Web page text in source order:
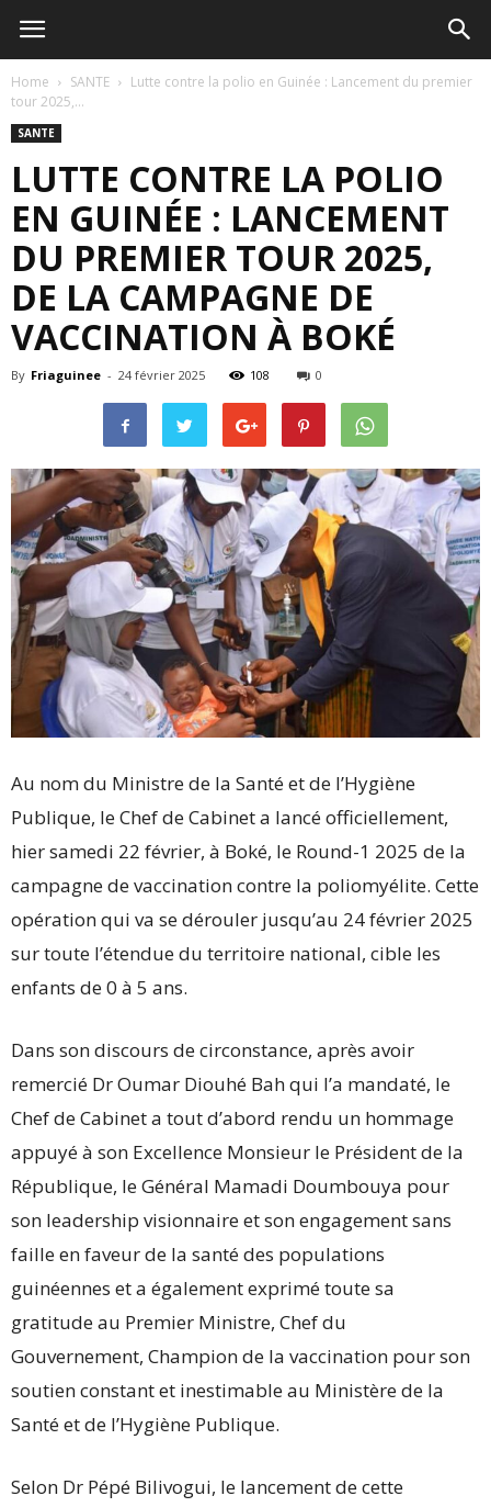
Home SANTE
Lutte contre la polio en Guinée : Lancement du premier
tour 2025,...
SANTE
LUTTE CONTRE LA POLIO
EN GUINÉE : LANCEMENT
DU PREMIER TOUR 2025,
DE LA CAMPAGNE DE
VACCINATION À BOKÉ
By Friaguinee - 24 février 2025 108 0
Au nom du Ministre de la Santé et de l’Hygiène
Publique, le Chef de Cabinet a lancé officiellement,
hier samedi 22 février, à Boké, le Round-1 2025 de la
campagne de vaccination contre la poliomyélite. Cette
opération qui va se dérouler jusqu’au 24 février 2025
sur toute l’étendue du territoire national, cible les
enfants de 0 à 5 ans.
Dans son discours de circonstance, après avoir
remercié Dr Oumar Diouhé Bah qui l’a mandaté, le
Chef de Cabinet a tout d’abord rendu un hommage
appuyé à son Excellence Monsieur le Président de la
République, le Général Mamadi Doumbouya pour
son leadership visionnaire et son engagement sans
faille en faveur de la santé des populations
guinéennes et a également exprimé toute sa
gratitude au Premier Ministre, Chef du
Gouvernement, Champion de la vaccination pour son
soutien constant et inestimable au Ministère de la
Santé et de l’Hygiène Publique.
Selon Dr Pépé Bilivogui, le lancement de cette